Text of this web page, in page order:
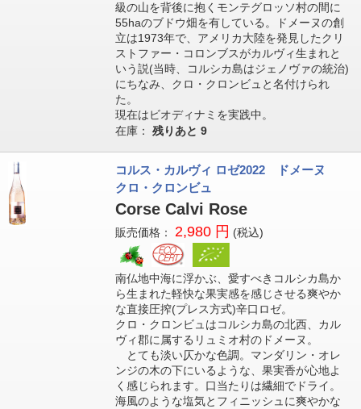
級の山を背後に抱くモンテグロッソ村の間に
55haのブドウ畑を有している。ドメーヌの創
立は1973年で、アメリカ大陸を発見したクリ
ストファー・コロンブスがカルヴィ生まれと
いう説(当時、コルシカ島はジェノヴァの統治)
にちなみ、クロ・クロンビュと名付けられ
た。
現在はビオディナミを実践中。
在庫： 残りあと 9
コルス・カルヴィ ロゼ2022 ドメーヌ
クロ・クロンビュ
Corse Calvi Rose
販売価格： 2,980 円 (税込)
南仏地中海に浮かぶ、愛すべきコルシカ島か
ら生まれた軽快な果実感を感じさせる爽やか
な直接圧搾(プレス方式)辛口ロゼ。
クロ・クロンビュはコルシカ島の北西、カル
ヴィ郡に属するリュミオ村のドメーヌ。
とても淡い仄かな色調。マンダリン・オレ
ンジの木の下にいるような、果実香が心地よ
く感じられます。口当たりは繊細でドライ。
海風のような塩気とフィニッシュに爽やかな